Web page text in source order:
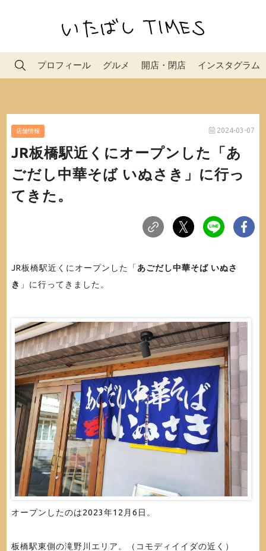
プロフィール グルメ 開店・閉店 インスタグラム
店舗情報 2024-03-07
JR板橋駅近くにオープンした「あ
ごだし中華そば いぬさき」に行っ
てきた。
JR板橋駅近くにオープンした「 あごだし中華そば いぬさ
き 」に行ってきました。
オープンしたのは2023年12月6日。
板橋駅東側の滝野川エリア。（コモディイイダの近く）